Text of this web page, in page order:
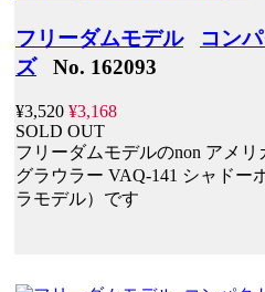
フリーダムモデル
コン
ズNo. 162093
¥3,520 ¥3,168
SOLD OUT
フリーダムモデルのnon アメリ
グラウラー VAQ-141 シャドー
ラモデル）です